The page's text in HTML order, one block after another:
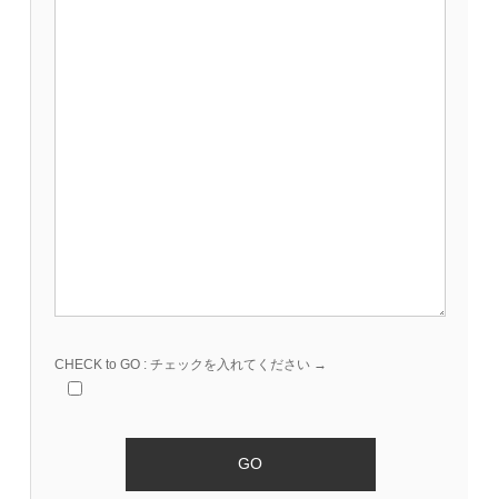
CHECK to GO : チェックを入れてください →